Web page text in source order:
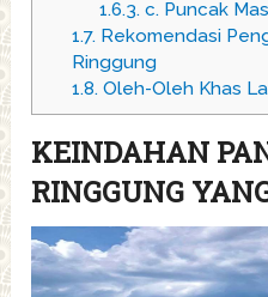
1.6.3.c. Puncak
1.7.Rekomendasi
Ringgung
1.8.Oleh-Oleh Khas
KEINDAHAN
RINGGUNG